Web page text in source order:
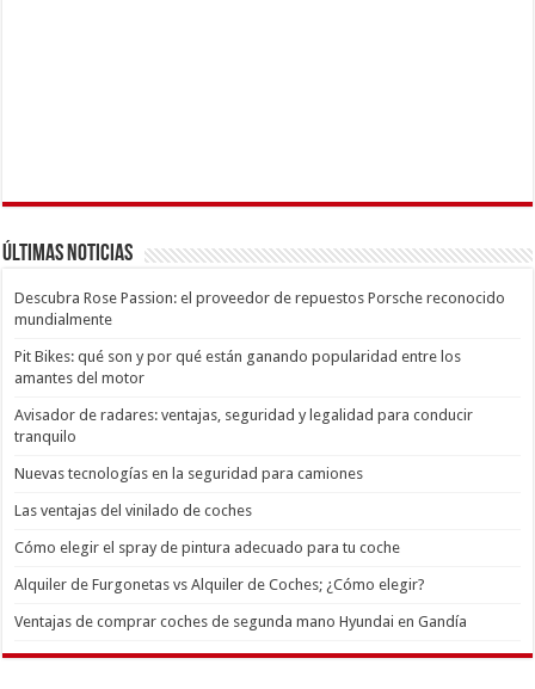
Últimas Noticias
Descubra Rose Passion: el proveedor de repuestos Porsche reconocido
mundialmente
Pit Bikes: qué son y por qué están ganando popularidad entre los
amantes del motor
Avisador de radares: ventajas, seguridad y legalidad para conducir
tranquilo
Nuevas tecnologías en la seguridad para camiones
Las ventajas del vinilado de coches
Cómo elegir el spray de pintura adecuado para tu coche
Alquiler de Furgonetas vs Alquiler de Coches; ¿Cómo elegir?
Ventajas de comprar coches de segunda mano Hyundai en Gandía